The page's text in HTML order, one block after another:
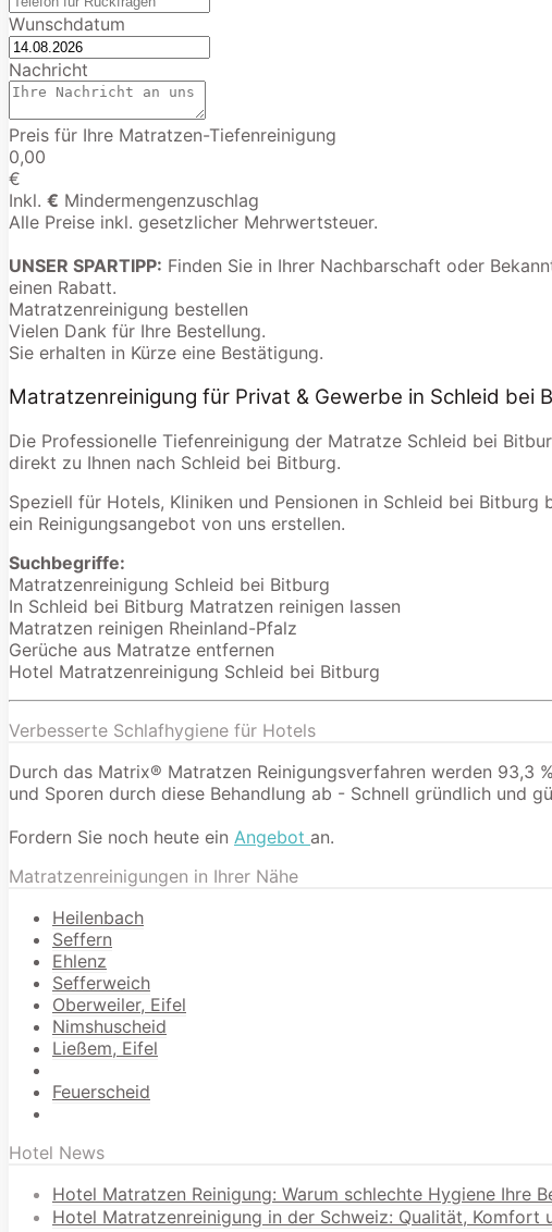
Wunschdatum
Nachricht
Preis für Ihre Matratzen-Tiefenreinigung
0,00
€
Inkl. € Mindermengenzuschlag
Alle Preise inkl. gesetzlicher Mehrwertsteuer.
UNSER SPARTIPP: Finden Sie in Ihrer Nachbarschaft oder
einen Rabatt.
Matratzenreinigung bestellen
Vielen Dank für Ihre Bestellung.
Sie erhalten in Kürze eine Bestätigung.
Matratzenreinigung für Privat & Gewerbe in Schleid bei
Die Professionelle Tiefenreinigung der Matratze Schleid bei
direkt zu Ihnen nach Schleid bei Bitburg.
Speziell für Hotels, Kliniken und Pensionen in Schleid bei
ein Reinigungsangebot von uns erstellen.
Suchbegriffe:
Matratzenreinigung Schleid bei Bitburg
In Schleid bei Bitburg Matratzen reinigen lassen
Matratzen reinigen Rheinland-Pfalz
Gerüche aus Matratze entfernen
Hotel Matratzenreinigung Schleid bei Bitburg
Verbesserte Schlafhygiene für Hotels
Durch das Matrix® Matratzen Reinigungsverfahren werden 93,3
und Sporen durch diese Behandlung ab - Schnell gründlich und
Fordern Sie noch heute ein Angebot an.
Matratzenreinigungen in Ihrer Nähe
Heilenbach
Seffern
Ehlenz
Sefferweich
Oberweiler, Eifel
Nimshuscheid
Ließem, Eifel
Feuerscheid
Hotel News
Hotel Matratzen Reinigung: Warum schlechte Hygiene Ihre
Hotel Matratzenreinigung in der Schweiz: Qualität, Komfort